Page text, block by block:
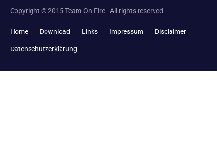
Copyright © 2015 Team-On-Fire - All rights reserved
Home Download Links Impressum Disclaimer
Datenschutzerklärung